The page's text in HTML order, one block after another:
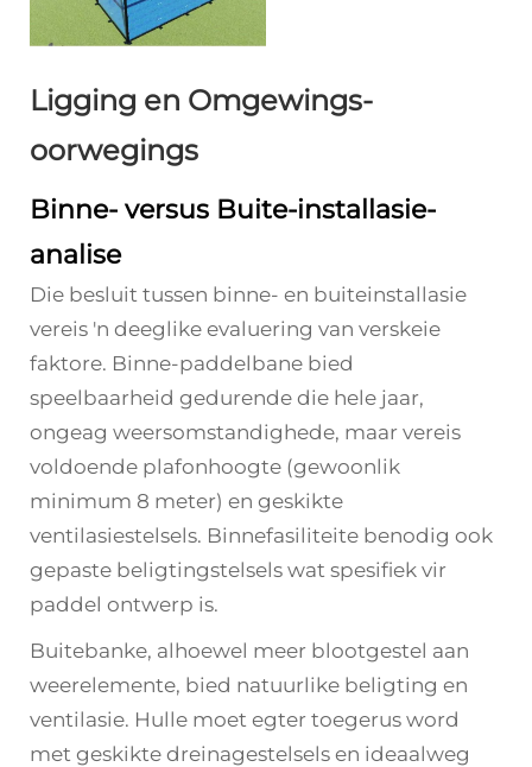
Ligging en Omgewings-
oorwegings
Binne- versus Buite-installasie-
analise
Die besluit tussen binne- en buiteinstallasie
vereis 'n deeglike evaluering van verskeie
faktore. Binne-paddelbane bied
speelbaarheid gedurende die hele jaar,
ongeag weersomstandighede, maar vereis
voldoende plafonhoogte (gewoonlik
minimum 8 meter) en geskikte
ventilasiestelsels. Binnefasiliteite benodig ook
gepaste beligtingstelsels wat spesifiek vir
paddel ontwerp is.
Buitebanke, alhoewel meer blootgestel aan
weerelemente, bied natuurlike beligting en
ventilasie. Hulle moet egter toegerus word
met geskikte dreinagestelsels en ideaalweg